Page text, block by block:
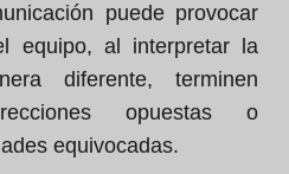
puede provocar
equipo, al interpretar la
diferente, terminen
opuestas o
equivocadas.